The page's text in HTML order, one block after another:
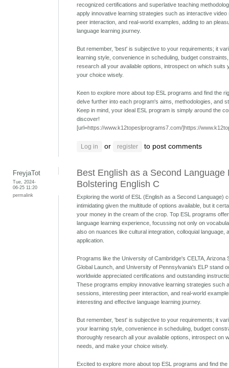
recognized certifications and superlative teaching
apply innovative learning strategies such as interactive
peer interaction, and real-world examples, adding to an
language learning journey.
But remember, 'best' is subjective to your requirements; it
learning style, convenience in scheduling, budget
research all your available options, introspect on which suits
your choice wisely.
Keen to explore more about top ESL programs and find the
delve further into each program's aims, methodologies, and
Keep in mind, your ideal ESL program is simply around the
discover!
[url=https://www.k12topeslprograms7.com/]https://
Log in or register to post comments
FreyjaTot
Tue, 2024-
06-25 11:20
permalink
Best English as a Second Language
Bolstering English C
Exploring the world of ESL (English as a Second Language)
intimidating given the multitude of options available, but it
your money in the cream of the crop. Top ESL programs
language learning experience, focussing not only on
also on nuances like cultural integration, colloquial language,
application.
Programs like the University of Cambridge's CELTA, Arizona
Global Launch, and University of Pennsylvania's ELP stand
worldwide appreciated certifications and outstanding
These programs employ innovative learning strategies such
sessions, interesting peer interaction, and real-world
interesting and effective language learning journey.
But remember, 'best' is subjective to your requirements; it
your learning style, convenience in scheduling, budget
thoroughly research all your available options, introspect on
needs, and make your choice wisely.
Excited to explore more about top ESL programs and find